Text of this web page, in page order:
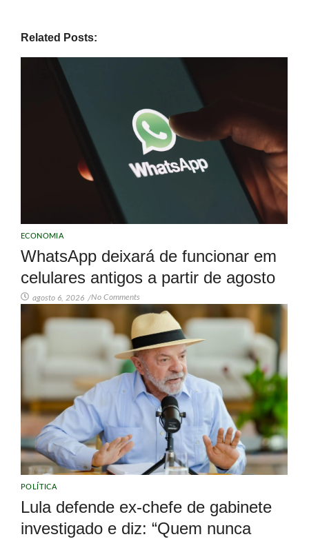
Related Posts:
ECONOMIA
WhatsApp deixará de funcionar em
celulares antigos a partir de agosto
agosto 6, 2026 /No Comments
POLÍTICA
Lula defende ex-chefe de gabinete
investigado e diz: “Quem nunca